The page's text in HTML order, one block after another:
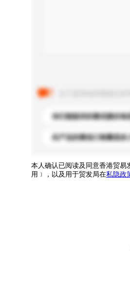
你们能提供的最优惠价格
此产品的最低订购量是多
本人确认已阅读及同意香港贸易
用﹞，以及用于贸发局在私隐政